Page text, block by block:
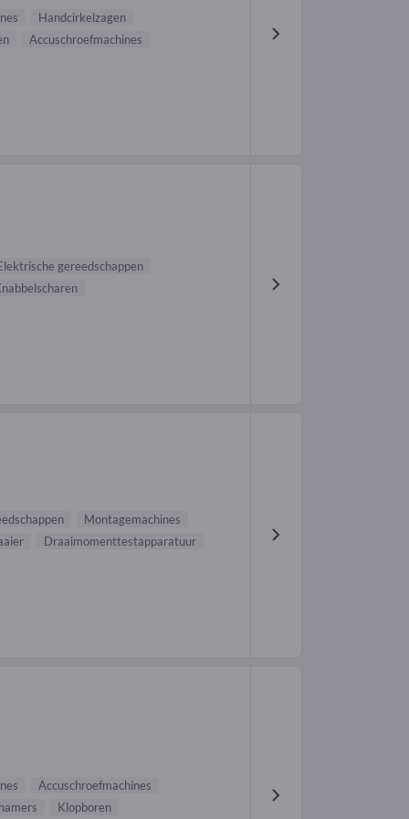
Handcirkelzagen
Accuschroefmachines
gereedschappen
Montagemachines
Draaimomenttestapparatuur
Accuschroefmachines
Klopboren